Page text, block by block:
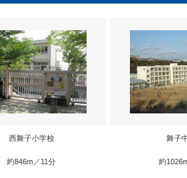
西舞子小学校
約846m／11分
舞子
約